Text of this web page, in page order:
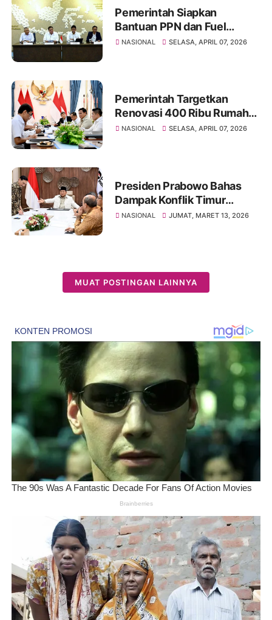
Pemerintah Siapkan
Bantuan PPN dan Fuel
Surcharge untuk Tekan
NASIONAL SELASA, APRIL 07, 2026
Pemerintah Targetkan
Renovasi 400 Ribu Rumah
Rakyat di 2026 ‎
NASIONAL SELASA, APRIL 07, 2026
Presiden Prabowo Bahas
Dampak Konflik Timur
Tengah terhadap Ekonomi
NASIONAL JUMAT, MARET 13, 2026
MUAT POSTINGAN LAINNYA